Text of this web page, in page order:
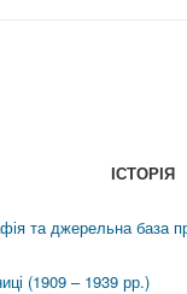
ІСТОРІЯ
та джерельна база
(1909 – 1939 рр.)